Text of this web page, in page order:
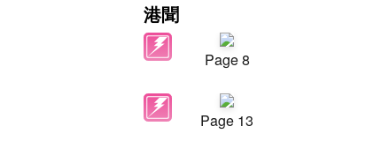
港聞
Page 8
Page 13